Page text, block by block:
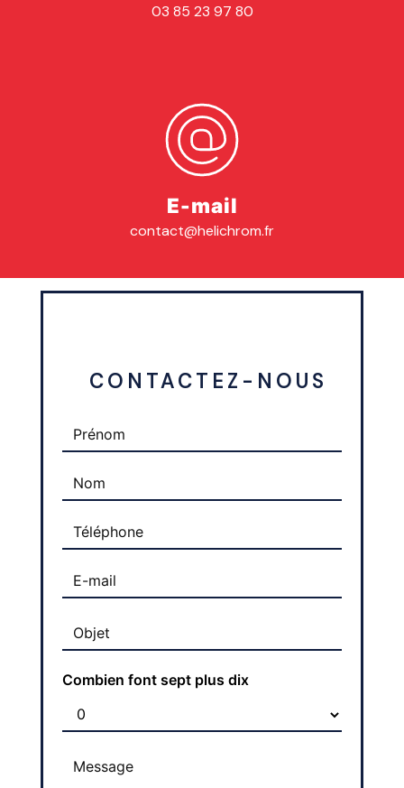
03 85 23 97 80
E-mail
contact@helichrom.fr
CONTACTEZ-NOUS
Combien font sept plus dix